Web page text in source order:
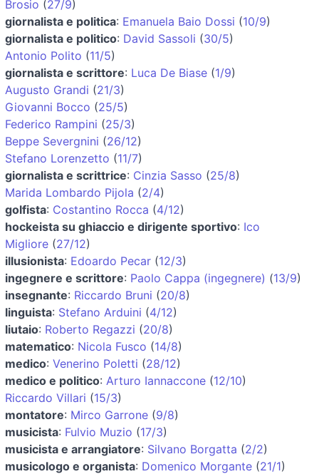
Brosio (27/9)
giornalista e politica: Emanuela Baio Dossi (10/9)
giornalista e politico: David Sassoli (30/5)
Antonio Polito (11/5)
giornalista e scrittore: Luca De Biase (1/9)
Augusto Grandi (21/3)
Giovanni Bocco (25/5)
Federico Rampini (25/3)
Beppe Severgnini (26/12)
Stefano Lorenzetto (11/7)
giornalista e scrittrice: Cinzia Sasso (25/8)
Marida Lombardo Pijola (2/4)
golfista: Costantino Rocca (4/12)
hockeista su ghiaccio e dirigente sportivo: Ico
Migliore (27/12)
illusionista: Edoardo Pecar (12/3)
ingegnere e scrittore: Paolo Cappa (ingegnere) (13/9)
insegnante: Riccardo Bruni (20/8)
linguista: Stefano Arduini (4/12)
liutaio: Roberto Regazzi (20/8)
matematico: Nicola Fusco (14/8)
medico: Venerino Poletti (28/12)
medico e politico: Arturo Iannaccone (12/10)
Riccardo Villari (15/3)
montatore: Mirco Garrone (9/8)
musicista: Fulvio Muzio (17/3)
musicista e arrangiatore: Silvano Borgatta (2/2)
musicologo e organista: Domenico Morgante (21/1)